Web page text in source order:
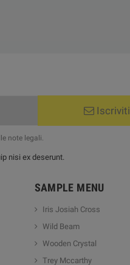
Iscriviti
note legali.
nisi ex deserunt.
SAMPLE MENU
Iris Josiah Cross
Wild Beam
Wooden Crystal
Trey Mccarthy